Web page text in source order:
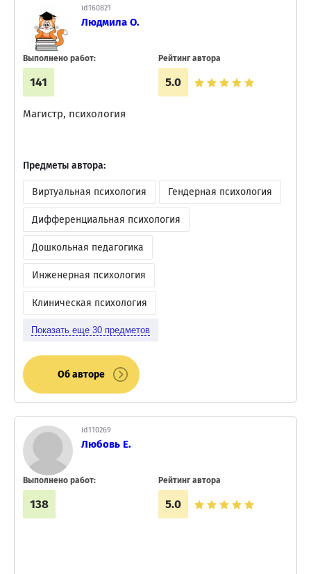
Людмила О.
id160821
Выполнено работ:
141
Рейтинг автора
5.0
Магистр, психология
Предметы автора:
Виртуальная психология Гендерная психология
Дифференциальная психология
Дошкольная педагогика
Инженерная психология
Клиническая психология
Показать еще 30 предметов
Об авторе
Любовь Е.
id110269
Выполнено работ:
138
Рейтинг автора
5.0